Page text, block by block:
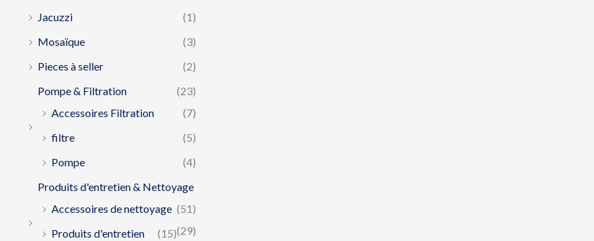
Jacuzzi
(1)
Mosaïque
(3)
Pieces à seller
(2)
Pompe & Filtration
(23)
Accessoires Filtration
(7)
filtre
(5)
Pompe
(4)
Produits d'entretien & Nettoyage
(51)
Accessoires de nettoyage
(29)
Produits d'entretien
(15)